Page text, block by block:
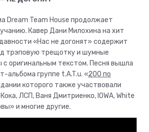
Dream Team House продолжает
Кавер Дани Милохина на хит
«Нас не догонят» содержит
трэповую трещотку и шумные
с оригинальным текстом. Песня вышла
альбома группе t.A.T.u. «200 по
которого также участвовали
ЛСП, Ваня Дмитриенко, IOWA, White
и многие другие.